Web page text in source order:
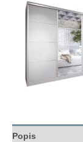
Popis